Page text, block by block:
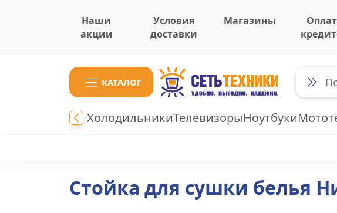
Наши
акции
Условия
доставки
Магазины
КАТАЛОГ
ХолодильникиТелевизорыНоутбуки
Стойка для сушки белья